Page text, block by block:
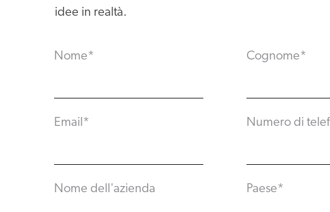
idee in realtà.
Nome* Cognome*
Email* Numero di
Nome dell'azienda Paese*